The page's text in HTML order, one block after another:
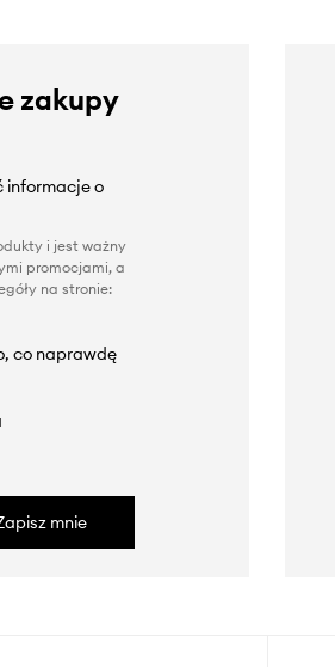
zakupy
informacje o
i jest ważny
promocjami, a
na stronie:
co naprawdę
mnie